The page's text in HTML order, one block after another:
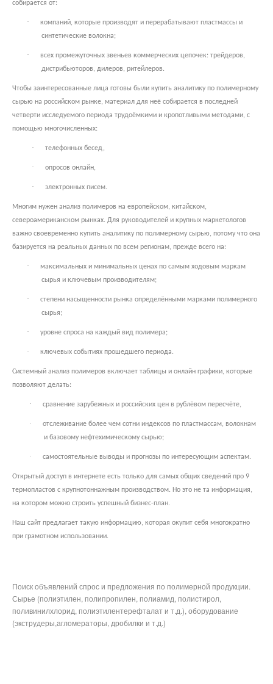
собирается от:
·
компаний, которые производят и перерабатывают пластмассы и
синтетические волокна;
·
всех промежуточных звеньев коммерческих цепочек: трейдеров,
дистрибьюторов, дилеров, ритейлеров.
Чтобы заинтересованные лица готовы были купить аналитику по полимерному
сырью на российском рынке, материал для неё собирается в последней
четверти исследуемого периода трудоёмкими и кропотливыми методами, с
помощью многочисленных:
· телефонных бесед,
· опросов онлайн,
· электронных писем.
Многим нужен анализ полимеров на европейском, китайском,
североамериканском рынках. Для руководителей и крупных маркетологов
важно своевременно купить аналитику по полимерному сырью, потому что она
базируется на реальных данных по всем регионам, прежде всего на:
·
максимальных и минимальных ценах по самым ходовым маркам
сырья и ключевым производителям;
·
степени насыщенности рынка определёнными марками полимерного
сырья;
· уровне спроса на каждый вид полимера;
· ключевых событиях прошедшего периода.
Системный анализ полимеров включает таблицы и онлайн графики, которые
позволяют делать:
· сравнение зарубежных и российских цен в рублёвом пересчёте,
·
отслеживание более чем сотни индексов по пластмассам, волокнам
и базовому нефтехимическому сырью;
· самостоятельные выводы и прогнозы по интересующим аспектам.
Открытый доступ в интернете есть только для самых общих сведений про 9
термопластов с крупнотоннажным производством. Но это не та информация,
на котором можно строить успешный бизнес-план.
Наш сайт предлагает такую информацию, которая окупит себя многократно
при грамотном использовании.
Поиск объявлений спрос и предложения по полимерной продукции.
Сырье (полиэтилен, полипропилен, полиамид, полистирол,
поливинилхлорид, полиэтилентерефталат и т.д.), оборудование
(экструдеры,агломераторы, дробилки и т.д.)